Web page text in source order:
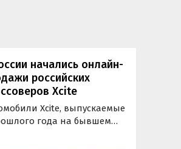
начались онлайн-
российских
Xcite
Xcite, выпускаемые
года на бывшем